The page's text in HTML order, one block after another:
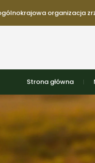
organizacja
Strona główna